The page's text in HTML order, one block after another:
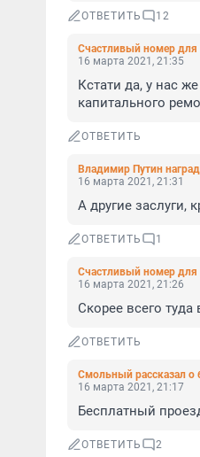
ОТВЕТИТЬ 12
Счастливый номер для
16 марта 2021, 21:35
Кстати да, у нас
капитального
ОТВЕТИТЬ
Владимир Путин
16 марта 2021, 21:31
А другие заслуги,
ОТВЕТИТЬ 1
Счастливый номер для
16 марта 2021, 21:26
Скорее всего
ОТВЕТИТЬ
Смольный рассказал
16 марта 2021, 21:17
Бесплатный
ОТВЕТИТЬ 2